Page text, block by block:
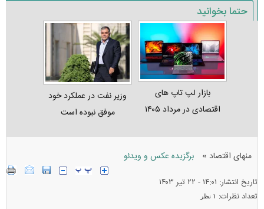
حتما بخوانید
بازار لپ‌ تاپ‌ های
اقتصادی در مرداد ۱۴۰۵
وزیر نفت در عملکرد خود
موفق نبوده است
منهای اقتصاد » برگزیده عکس و ویدئو
تاریخ انتشار: ۱۴:۰۱ - ۲۲ تير ۱۴۰۳
تعداد نظرات: ۱ نظر